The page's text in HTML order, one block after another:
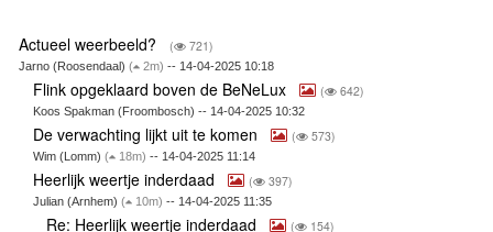
Actueel weerbeeld? ( 721)
Jarno (Roosendaal) ( 2m) -- 14-04-2025 10:18
Flink opgeklaard boven de BeNeLux ( 642)
Koos Spakman (Froombosch) -- 14-04-2025 10:32
De verwachting lijkt uit te komen ( 573)
Wim (Lomm) ( 18m) -- 14-04-2025 11:14
Heerlijk weertje inderdaad ( 397)
Julian (Arnhem) ( 10m) -- 14-04-2025 11:35
Re: Heerlijk weertje inderdaad ( 154)